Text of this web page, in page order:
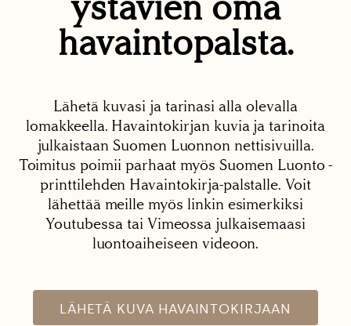
havaintopalsta.
Lähetä kuvasi ja tarinasi alla olevalla
lomakkeella. Havaintokirjan kuvia ja tarinoita
julkaistaan Suomen Luonnon nettisivuilla.
Toimitus poimii parhaat myös Suomen Luonto -
printtilehden Havaintokirja-palstalle. Voit
lähettää meille myös linkin esimerkiksi
Youtubessa tai Vimeossa julkaisemaasi
luontoaiheiseen videoon.
LÄHETÄ KUVA HAVAINTOKIRJAAN